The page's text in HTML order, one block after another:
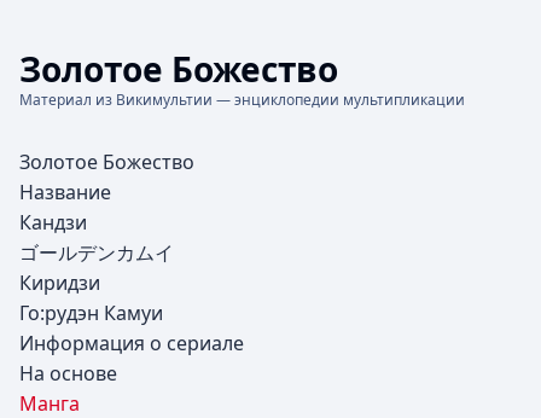
Золотое Божество
Материал из Викимультии — энциклопедии мультипликации
Золотое Божество
Название
Кандзи
ゴールデンカムイ
Киридзи
Го:рудэн Камуи
Информация о сериале
На основе
Манга